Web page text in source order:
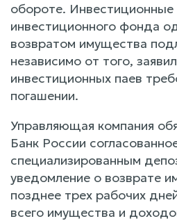
обороте. Инвестиционные
инвестиционного фонда
возвратом имущества
независимо от того,
инвестиционных паев
погашении.
Управляющая компания
Банк России
специализированным
уведомление о возврате
позднее трех рабочих
всего имущества и